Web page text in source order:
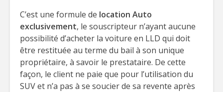
C’est une formule de location Auto
exclusivement, le souscripteur n’ayant aucune
possibilité d’acheter la voiture en LLD qui doit
être restituée au terme du bail à son unique
propriétaire, à savoir le prestataire. De cette
façon, le client ne paie que pour l’utilisation du
SUV et n’a pas à se soucier de sa revente après